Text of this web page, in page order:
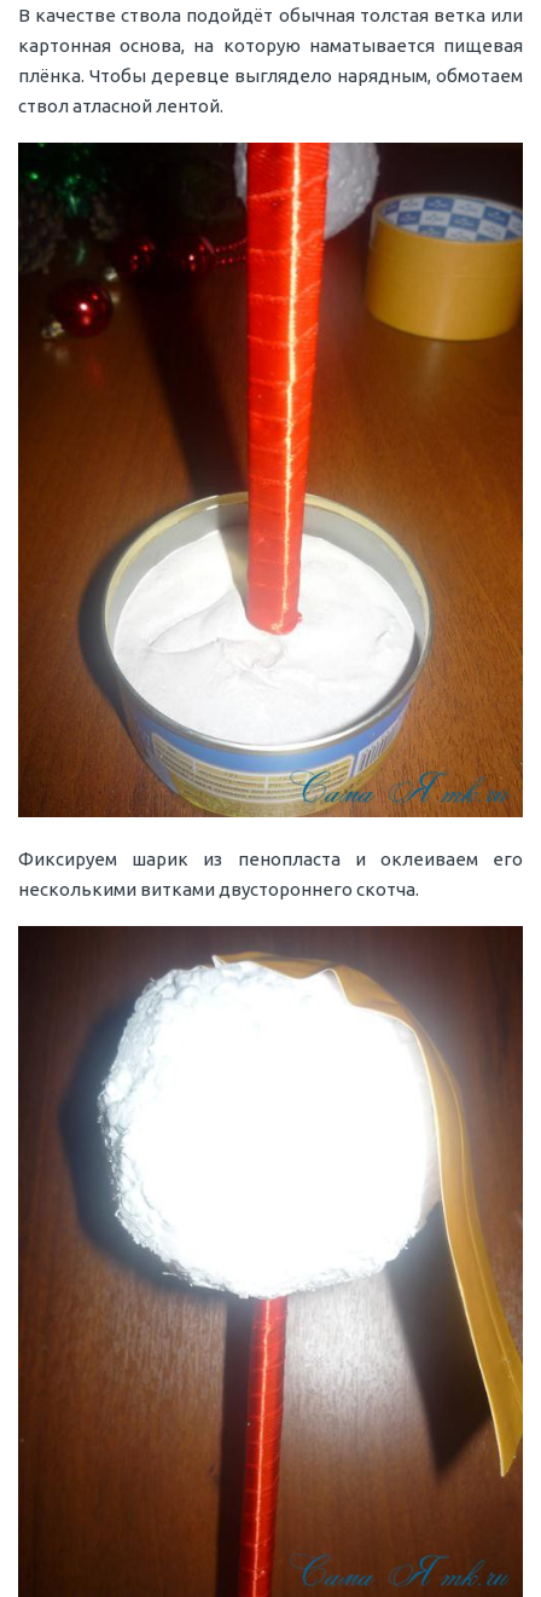
В качестве ствола подойдёт обычная толстая ветка или
картонная основа, на которую наматывается пищевая
плёнка. Чтобы деревце выглядело нарядным, обмотаем
ствол атласной лентой.
Фиксируем шарик из пенопласта и оклеиваем его
несколькими витками двустороннего скотча.